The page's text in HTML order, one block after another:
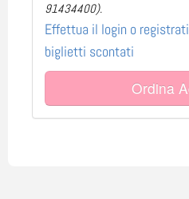
91434400).
Effettua il login o
biglietti scontati
Ordina